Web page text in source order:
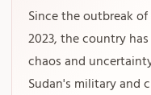
Since the outbreak
2023, the country
chaos and
Sudan's military and